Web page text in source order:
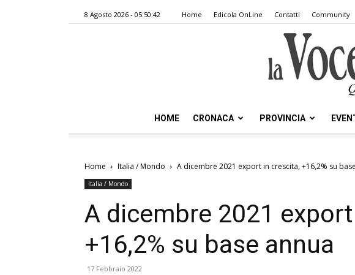
8 Agosto 2026 - 05:50:42 Home Edicola OnLine Contatti Community
HOME CRONACA PROVINCIA
Home Italia / Mondo A dicembre 2021 export in crescita, +16,2% su
Italia / Mondo
A dicembre 2021
+16,2% su base annua
17 Febbraio 2022